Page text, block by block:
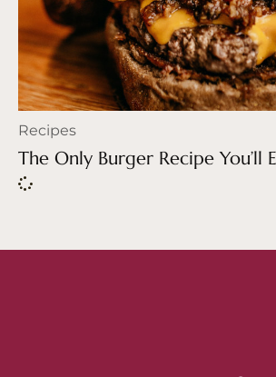
Recipes
The Only Burger Recipe You’ll